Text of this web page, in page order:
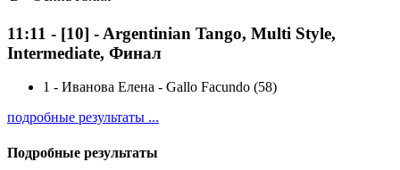
11:11 - [10] - Argentinian Tango, Multi Style,
Intermediate, Финал
1 - Иванова Елена - Gallo Facundo (58)
подробные результаты ...
Подробные результаты